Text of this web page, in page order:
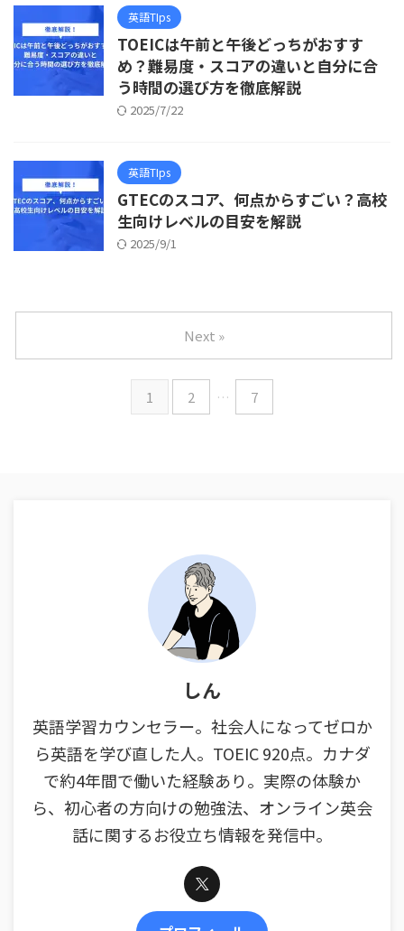
英語TIps
TOEICは午前と午後どっちがおすす
め？難易度・スコアの違いと自分に合
う時間の選び方を徹底解説
2025/7/22
英語TIps
GTECのスコア、何点からすごい？高校
生向けレベルの目安を解説
2025/9/1
1 2 … 7
Next »
しん
英語学習カウンセラー。社会人になってゼロか
ら英語を学び直した人。TOEIC 920点。カナダ
で約4年間で働いた経験あり。実際の体験か
ら、初心者の方向けの勉強法、オンライン英会
話に関するお役立ち情報を発信中。